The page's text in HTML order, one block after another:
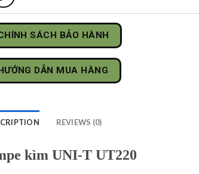
SÁCH BẢO HÀNH
DẪN MUA HÀNG
REVIEWS (0)
kìm UNI-T UT220